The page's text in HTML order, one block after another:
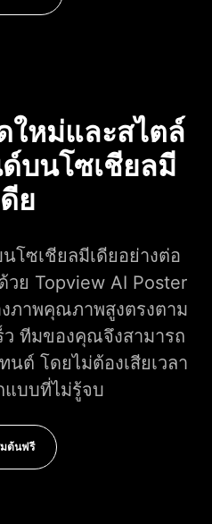
ใหม่และสไตล์
บนโซเชียลมี
ย
โซเชียลมีเดียอย่างต่อ
วย Topview AI Poster
ภาพคุณภาพสูงตรงตาม
ว ทีมของคุณจึงสามารถ
ต์ โดยไม่ต้องเสียเวลา
แบบที่ไม่รู้จบ
มต้นฟรี